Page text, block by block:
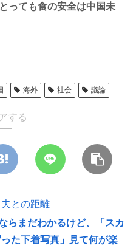
っても食の安全は中国未
海外 社会 議論
する
との距離
らまだわかるけど、「スカ
た下着写真」見て何が楽